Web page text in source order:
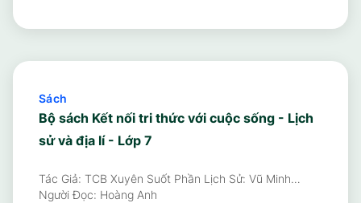
Sách
Bộ sách Kết nối tri thức với cuộc sống - Lịch
sử và địa lí - Lớp 7
Tác Giả: TCB Xuyên Suốt Phần Lịch Sử: Vũ Minh
Giang - TCB Cấp THCS Phần Lịch Sử: Nghiêm Đình Vỳ
Người Đọc: Hoàng Anh